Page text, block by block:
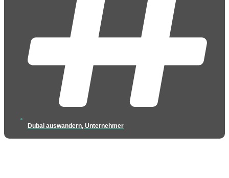
Dubai auswandern, Unternehmer